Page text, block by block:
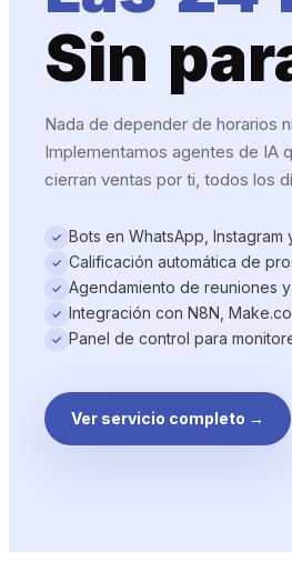
Sin
Nada de depender de horarios
Implementamos agentes de IA
cierran ventas por ti, todos los
✓ Bots en WhatsApp,
✓ Calificación automática de
✓ Agendamiento de reuniones
✓ Integración con N8N,
✓ Panel de control para
Ver servicio completo →